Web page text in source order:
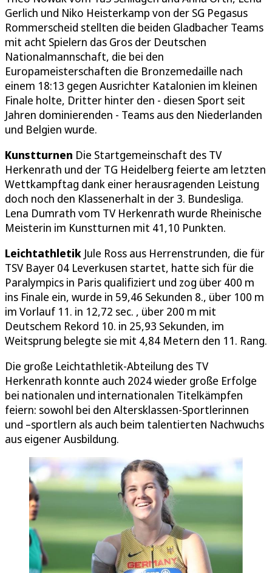
Gerlich und Niko Heisterkamp von der SG Pegasus
Rommerscheid stellten die beiden Gladbacher Teams
mit acht Spielern das Gros der Deutschen
Nationalmannschaft, die bei den
Europameisterschaften die Bronzemedaille nach
einem 18:13 gegen Ausrichter Katalonien im kleinen
Finale holte, Dritter hinter den - diesen Sport seit
Jahren dominierenden - Teams aus den Niederlanden
und Belgien wurde.
Kunstturnen Die Startgemeinschaft des TV
Herkenrath und der TG Heidelberg feierte am letzten
Wettkampftag dank einer herausragenden Leistung
doch noch den Klassenerhalt in der 3. Bundesliga.
Lena Dumrath vom TV Herkenrath wurde Rheinische
Meisterin im Kunstturnen mit 41,10 Punkten.
Leichtathletik Jule Ross aus Herrenstrunden, die für
TSV Bayer 04 Leverkusen startet, hatte sich für die
Paralympics in Paris qualifiziert und zog über 400 m
ins Finale ein, wurde in 59,46 Sekunden 8., über 100 m
im Vorlauf 11. in 12,72 sec. , über 200 m mit
Deutschem Rekord 10. in 25,93 Sekunden, im
Weitsprung belegte sie mit 4,84 Metern den 11. Rang.
Die große Leichtathletik-Abteilung des TV
Herkenrath konnte auch 2024 wieder große Erfolge
bei nationalen und internationalen Titelkämpfen
feiern: sowohl bei den Altersklassen-Sportlerinnen
und –sportlern als auch beim talentierten Nachwuchs
aus eigener Ausbildung.